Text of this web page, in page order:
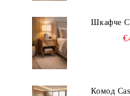
Шкафче
Комод